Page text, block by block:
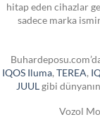
hitap eden cihazlar
sadece marka
IQOS Iluma, TEREA
JUUL gibi
Vozol